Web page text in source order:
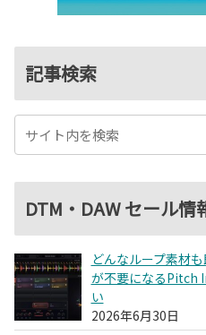
記事検索
DTM・DAW セール情
どんなループ素材
が不要になるPitch
い
2026年6月30日